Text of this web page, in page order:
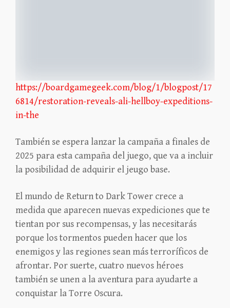
https://boardgamegeek.com/blog/1/blogpost/17
6814/restoration-reveals-ali-hellboy-expeditions-
in-the
También se espera lanzar la campaña a finales de
2025 para esta campaña del juego, que va a incluir
la posibilidad de adquirir el jeugo base.
El mundo de Return to Dark Tower crece a
medida que aparecen nuevas expediciones que te
tientan por sus recompensas, y las necesitarás
porque los tormentos pueden hacer que los
enemigos y las regiones sean más terroríficos de
afrontar. Por suerte, cuatro nuevos héroes
también se unen a la aventura para ayudarte a
conquistar la Torre Oscura.